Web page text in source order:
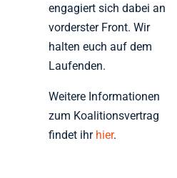
engagiert sich dabei an
vorderster Front. Wir
halten euch auf dem
Laufenden.
Weitere Informationen
zum Koalitionsvertrag
findet ihr hier.